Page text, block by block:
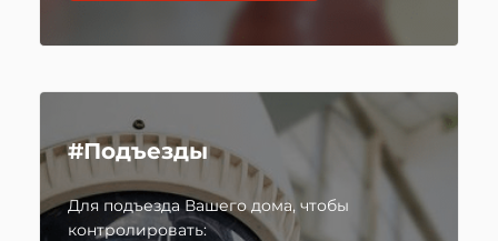
#Подъезды
Для подъезда Вашего дома, чтобы
контролировать: